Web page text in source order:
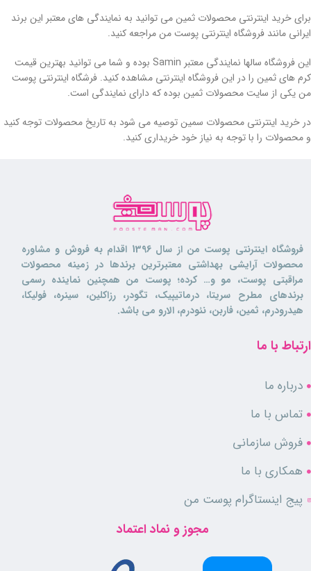
برای خرید اینترنتی محصولات ثمین می توانید به نمایندگی های معتبر این برند
ایرانی مانند فروشگاه اینترنتی پوست من مراجعه کنید.
این فروشگاه سالها نمایندگی معتبر Samin بوده و شما می توانید بهترین قیمت
کرم های ثمین را در این فروشگاه اینترنتی مشاهده کنید. فرشگاه اینترنتی پوست
من یکی از سایت محصولات ثمین بوده که دارای نمایندگی است.
در خرید اینترنتی محصولات سمین توصیه می شود به تاریخ محصولات توجه کنید
و محصولات را با توجه به نیاز خود خریداری کنید.
فروشگاه اینترنتی پوست من از سال 1396 اقدام به فروش و مشاوره
محصولات آرایشی بهداشتی معتبرترین برندها در زمینه محصولات
مراقبتی پوست، مو و… کرده؛ پوست من همچنین نماینده رسمی
برندهای مطرح سریتا، درماتیپیک، تگودر، رزاکلین، سینره، فولیکا،
هیدرودرم، ثمین، فاربن، نئودرم، الارو می باشد.
ارتباط با ما
درباره ما
تماس با ما
فروش سازمانی
همکاری با ما
پیج اینستاگرام پوست من
مجوز و نماد اعتماد